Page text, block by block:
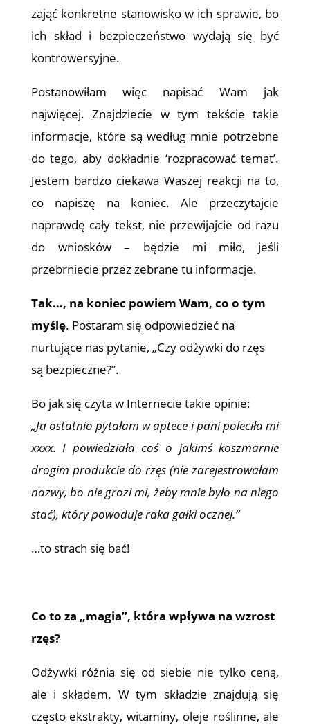
zająć konkretne stanowisko w ich sprawie, bo
ich skład i bezpieczeństwo wydają się być
kontrowersyjne.
Postanowiłam więc napisać Wam jak
najwięcej. Znajdziecie w tym tekście takie
informacje, które są według mnie potrzebne
do tego, aby dokładnie ‘rozpracować temat’.
Jestem bardzo ciekawa Waszej reakcji na to,
co napiszę na koniec. Ale przeczytajcie
naprawdę cały tekst, nie przewijajcie od razu
do wniosków – będzie mi miło, jeśli
przebrniecie przez zebrane tu informacje.
Tak…, na koniec powiem Wam, co o tym
myślę. Postaram się odpowiedzieć na
nurtujące nas pytanie, „Czy odżywki do rzęs
są bezpieczne?”.
Bo jak się czyta w Internecie takie opinie:
„Ja ostatnio pytałam w aptece i pani poleciła mi
xxxx. I powiedziała coś o jakimś koszmarnie
drogim produkcie do rzęs (nie zarejestrowałam
nazwy, bo nie grozi mi, żeby mnie było na niego
stać), który powoduje raka gałki ocznej.”
…to strach się bać!
Co to za „magia”, która wpływa na wzrost
rzęs?
Odżywki różnią się od siebie nie tylko ceną,
ale i składem. W tym składzie znajdują się
często ekstrakty, witaminy, oleje roślinne, ale